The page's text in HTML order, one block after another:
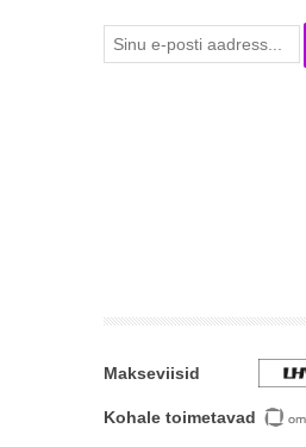
Makseviisid
Kohale toimetavad